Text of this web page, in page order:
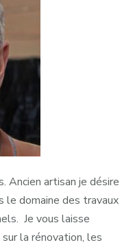
Ancien artisan je désire
le domaine des travaux
Je vous laisse
la rénovation, les